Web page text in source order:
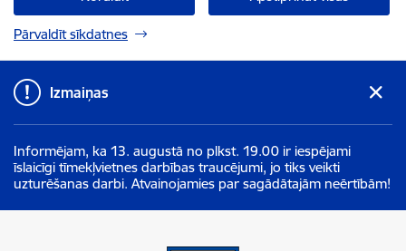
Pārvaldīt sīkdatnes
Izmaiņas
Informējam, ka 13. augustā no plkst. 19.00 ir iespējami
īslaicīgi tīmekļvietnes darbības traucējumi, jo tiks veikti
uzturēšanas darbi. Atvainojamies par sagādātajām neērtībām!